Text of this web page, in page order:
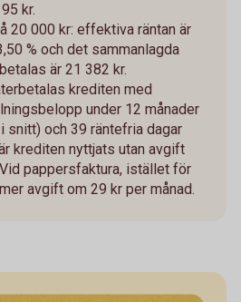
kr.
20 000 kr: effektiva räntan är
% och det sammanlagda
är 21 382 kr.
krediten med
under 12 månader
snitt) och 39 räntefria dagar
krediten nyttjats utan avgift
pappersfaktura, istället för
avgift om 29 kr per månad.